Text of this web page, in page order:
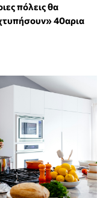
πόλεις θα
40αρια